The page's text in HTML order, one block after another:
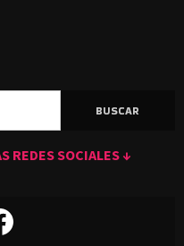
REDES SOCIALES ↓